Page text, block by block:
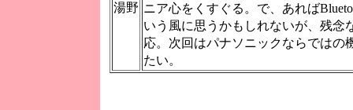
湯野 ニア心をくすぐる。で、あれば
いう風に思うかもしれないが、残念
応。次回はパナソニックならではの
たい。